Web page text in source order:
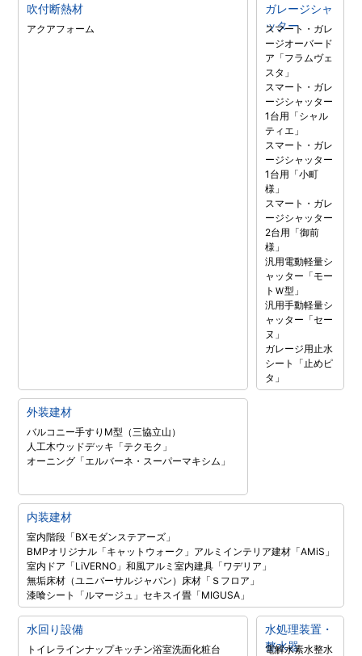
吹付断熱材
アクアフォーム
ガレージシャ
ッター
スマート・ガレ
ージオーバード
ア「フラムヴェ
スタ」
スマート・ガレ
ージシャッター
1台用「シャル
ティエ」
スマート・ガレ
ージシャッター
1台用「小町
様」
スマート・ガレ
ージシャッター
2台用「御前
様」
汎用電動軽量シ
ャッター「モー
トＷ型」
汎用手動軽量シ
ャッター「セー
ヌ」
ガレージ用止水
シート「止めピ
タ」
外装建材
バルコニー手すりM型（三協立山）
人工木ウッドデッキ「テクモク」
オーニング「エルバーネ・スーパーマキシム」
内装建材
室内階段「BXモダンステアーズ」
BMPオリジナル「キャットウォーク」 アルミインテリア建材「AMiS」
室内ドア「LiVERNO」和風アルミ室内建具「ワデリア」
無垢床材（ユニバーサルジャパン） 床材「Ｓフロア」
漆喰シート「ルマージュ」セキスイ畳「MIGUSA」
水回り設備
トイレラインナップキッチン浴室洗面化粧台
水処理装置・
整水器
電解水素水整水